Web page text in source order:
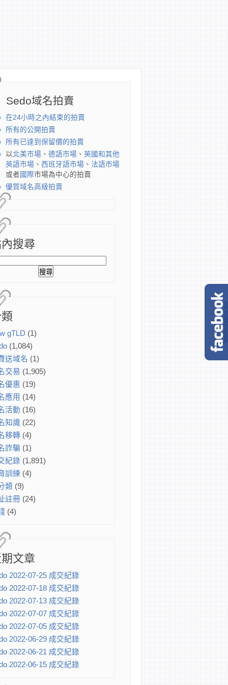
Sedo域名拍賣
在24小時之內結束的拍賣
所有的公開拍賣
所有已達到保留價的拍賣
以北美市場 、 德語市場 、 英國和其他
英語市場 、 西班牙語市場 、 法語市場
或者 國際市場為中心的拍賣
優質域名高級拍賣
搜尋
gTLD (1)
(1,084)
送域名 (1)
交易 (1,905)
優惠 (19)
應用 (14)
活動 (16)
知識 (22)
移轉 (4)
詐騙 (1)
紀錄 (1,891)
訓練 (4)
類 (9)
註冊 (24)
(4)
文章
2022-07-25 成交紀錄
2022-07-18 成交紀錄
2022-07-13 成交紀錄
2022-07-07 成交紀錄
2022-07-05 成交紀錄
2022-06-29 成交紀錄
2022-06-21 成交紀錄
2022-06-15 成交紀錄